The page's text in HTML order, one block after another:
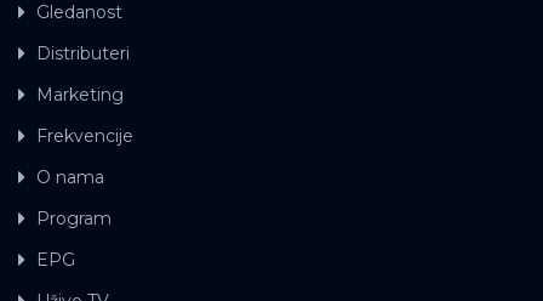
Gledanost
Distributeri
Marketing
Frekvencije
O nama
Program
EPG